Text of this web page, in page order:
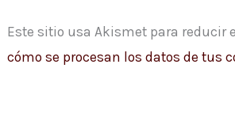
Este sitio usa Akismet para reducir
cómo se procesan los datos de tus